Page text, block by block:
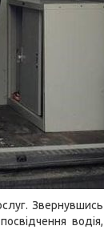
Звернувшись
водія,